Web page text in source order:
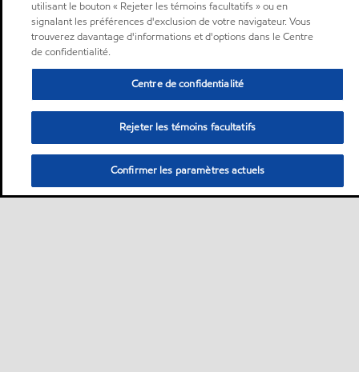
utilisant le bouton « Rejeter les témoins facultatifs » ou en
signalant les préférences d'exclusion de votre navigateur. Vous
trouverez davantage d'informations et d'options dans le Centre
de confidentialité.
Centre de confidentialité
Rejeter les témoins facultatifs
Confirmer les paramètres actuels